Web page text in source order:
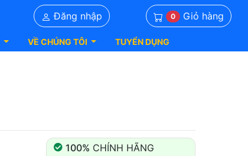
Đăng nhập 0 Giỏ hàng
VỀ CHÚNG TÔI TUYỂN DỤNG
100% CHÍNH HÃNG